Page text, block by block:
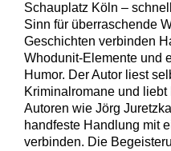
Schauplatz Köln –
Sinn für überraschende
Geschichten verbinden
Whodunit-Elemente und
Humor. Der Autor liest
Kriminalromane und
Autoren wie Jörg
handfeste Handlung mit
verbinden. Die